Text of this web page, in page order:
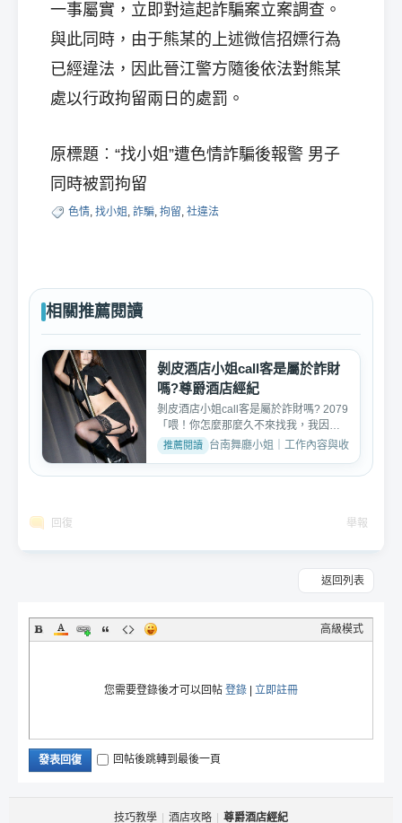
一事屬實，立即對這起詐騙案立案調查。
與此同時，由于熊某的上述微信招嫖行為
已經違法，因此晉江警方隨後依法對熊某
處以行政拘留兩日的處罰。
原標題︰“找小姐”遭色情詐騙後報警 男子
同時被罰拘留
色情, 找小姐 , 詐騙, 拘留, 社違法
相關推薦閱讀
剝皮酒店小姐call客是屬於詐財
嗎?尊爵酒店經紀
剝皮酒店小姐call客是屬於詐財嗎? 2079
「喂！你怎麼那麼久不來找我，我因奶
奶生病住院，被迫至 ...台南舞廳小姐｜工作內容與收入討論 ·
回復 舉報
返回列表
高級模式
您需要登錄後才可以回帖 登錄 立即註冊
發表回復 回帖後跳轉到最後一頁
技巧教學 酒店攻略 尊爵酒店經紀